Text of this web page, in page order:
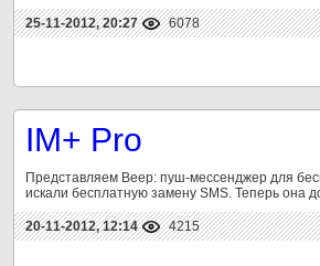
25-11-2012, 20:27 6078
IM+ Pro
Представляем Beep: пуш-мессенджер для
искали бесплатную замену SMS. Теперь она
20-11-2012, 12:14 4215